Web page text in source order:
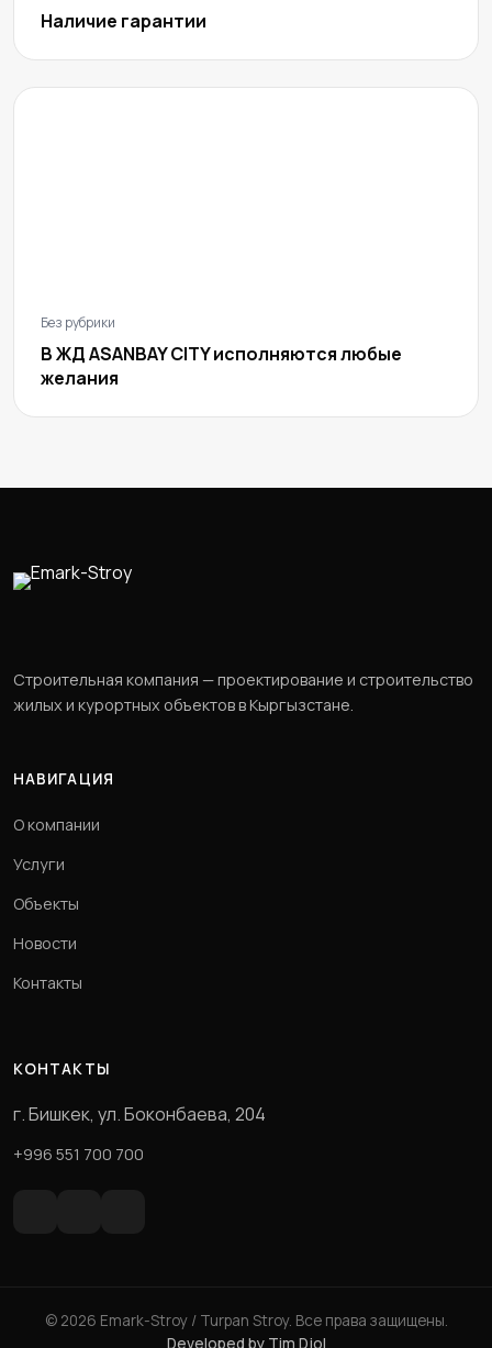
Наличие гарантии
Без рубрики
В ЖД ASANBAY CITY исполняются любые
желания
Строительная компания — проектирование и строительство
жилых и курортных объектов в Кыргызстане.
НАВИГАЦИЯ
О компании
Услуги
Объекты
Новости
Контакты
КОНТАКТЫ
г. Бишкек, ул. Боконбаева, 204
+996 551 700 700
© 2026 Emark-Stroy / Turpan Stroy. Все права защищены.
Developed by Tim Djol